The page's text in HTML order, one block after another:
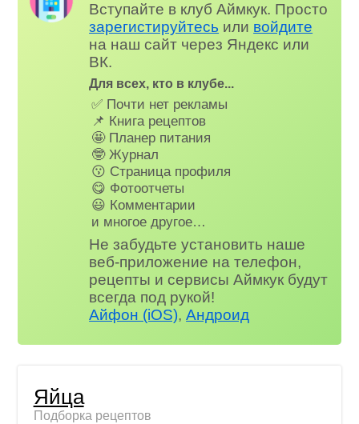
Вступайте в клуб Аймкук. Просто
зарегистируйтесь или войдите
на наш сайт через Яндекс или
ВК.
Для всех, кто в клубе...
✅ Почти нет рекламы
📌 Книга рецептов
🤩 Планер питания
🤓 Журнал
😗 Страница профиля
😋 Фотоотчеты
😃 Комментарии
и многое другое…
Не забудьте установить наше
веб-приложение на телефон,
рецепты и сервисы Аймкук будут
всегда под рукой!
Айфон (iOS),Андроид
Яйца
Подборка рецептов